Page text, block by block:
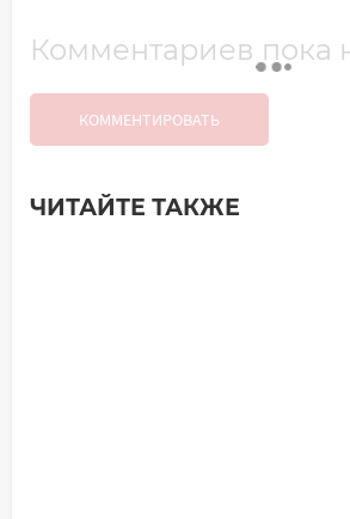
Комментариев пока
КОММЕНТИРОВАТЬ
Добавить
ЧИТАЙТЕ ТАКЖЕ